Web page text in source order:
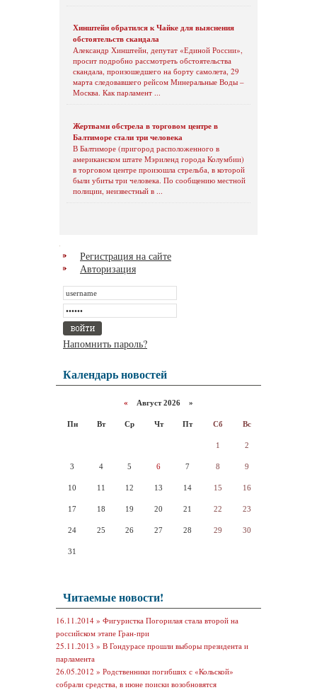
Хинштейн обратился к Чайке для выяснения
обстоятельств скандала
Александр Хинштейн, депутат «Единой России»,
просит подробно рассмотреть обстоятельства
скандала, произошедшего на борту самолета, 29
марта следовавшего рейсом Минеральные Воды –
Москва. Как парламент ...
Жертвами обстрела в торговом центре в
Балтиморе стали три человека
В Балтиморе (пригород расположенного в
американском штате Мэриленд города Колумбии)
в торговом центре произошла стрельба, в которой
были убиты три человека. По сообщению местной
полиции, неизвестный в ...
Регистрация на сайте
Авторизация
Напомнить пароль?
Календарь новостей
« Август 2026 »
Пн Вт Ср Чт Пт Сб Вс
1 2
3 4 5 6 7 8 9
10 11 12 13 14 15 16
17 18 19 20 21 22 23
24 25 26 27 28 29 30
31
Читаемые новости!
16.11.2014 » Фигуристка Погорилая стала второй на
российском этапе Гран-при
25.11.2013 » В Гондурасе прошли выборы президента и
парламента
26.05.2012 » Родственники погибших с «Кольской»
собрали средства, в июне поиски возобновятся